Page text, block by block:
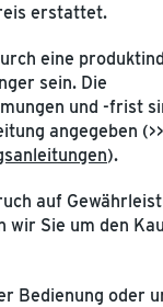
erstattet.
eine
sein. Die
und -frist
angegeben (>>
).
auf
wir Sie um den
Bedienung oder